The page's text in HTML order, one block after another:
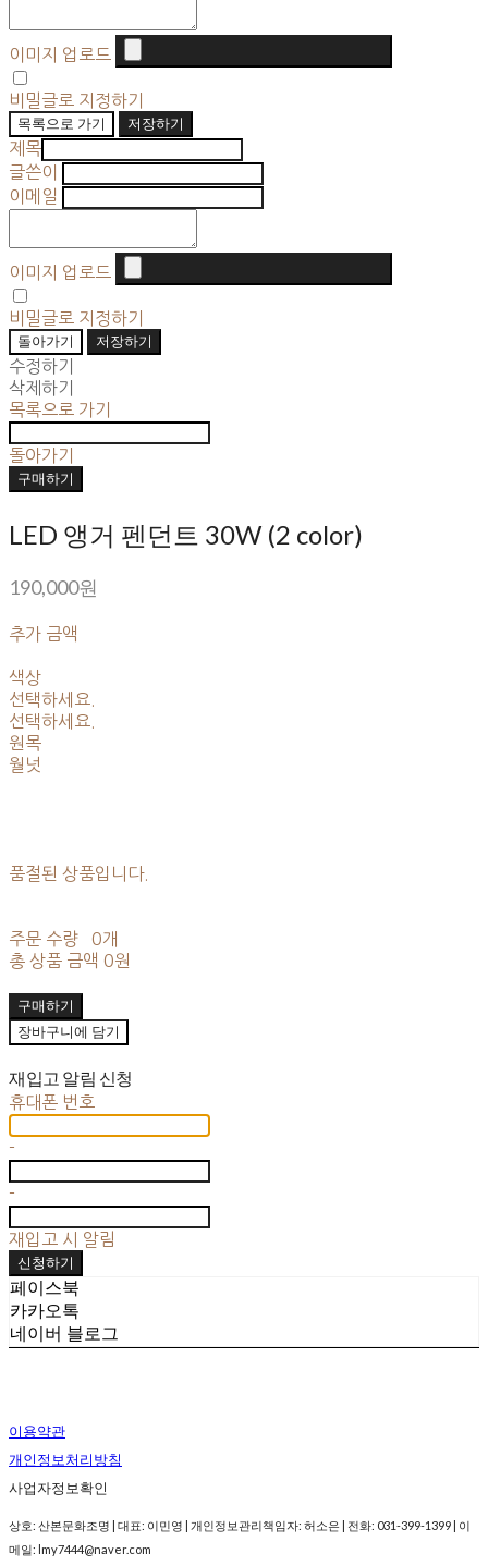
이미지 업로드
비밀글로 지정하기
목록으로 가기
저장하기
제목
글쓴이
이메일
이미지 업로드
비밀글로 지정하기
돌아가기
저장하기
수정하기
삭제하기
목록으로 가기
돌아가기
구매하기
LED 앵거 펜던트 30W (2 color)
190,000원
추가 금액
색상
선택하세요.
선택하세요.
원목
월넛
품절된 상품입니다.
주문 수량
0개
총 상품 금액 0원
구매하기
장바구니에 담기
재입고 알림 신청
휴대폰 번호
-
-
재입고 시 알림
신청하기
페이스북
카카오톡
네이버 블로그
이용약관
개인정보처리방침
사업자정보확인
상호: 산본문화조명 | 대표: 이민영 | 개인정보관리책임자: 허소은 | 전화: 031-399-1399 | 이
메일: lmy7444@naver.com